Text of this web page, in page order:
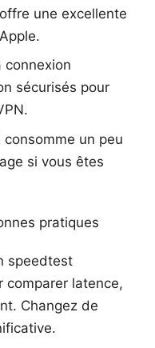
une excellente
connexion
sécurisés pour
un peu
si vous êtes
pratiques
speedtest
comparer latence,
Changez de